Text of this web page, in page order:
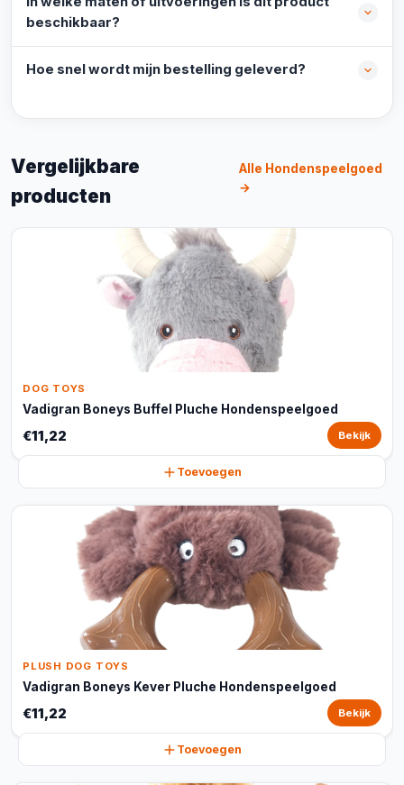
beschikbaar?
Hoe snel wordt mijn bestelling geleverd?
Vergelijkbare
producten
Alle Hondenspeelgoed
→
DOG TOYS
Vadigran Boneys Buffel Pluche Hondenspeelgoed
€11,22 Bekijk
Toevoegen
PLUSH DOG TOYS
Vadigran Boneys Kever Pluche Hondenspeelgoed
€11,22 Bekijk
Toevoegen